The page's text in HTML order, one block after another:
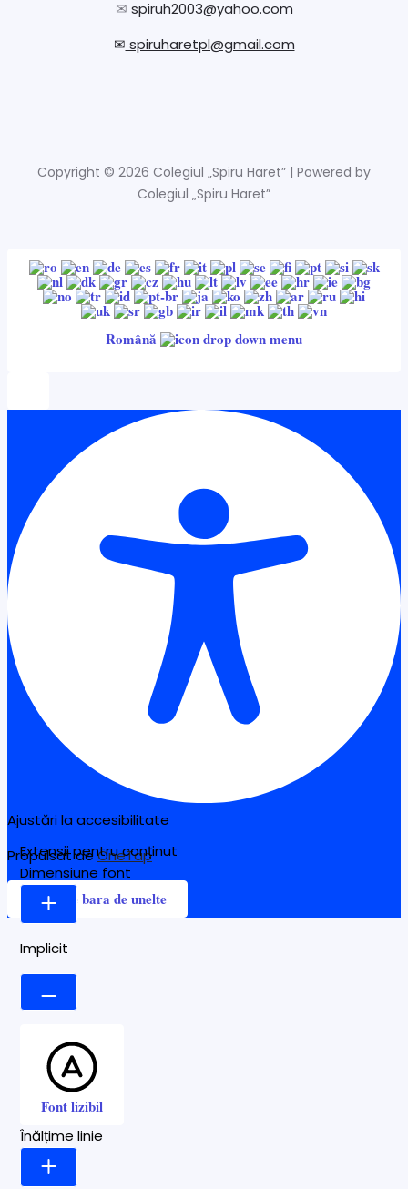
✉ spiruh2003@yahoo.com
✉ spiruharetpl@gmail.com
Copyright © 2026 Colegiul „Spiru Haret” | Powered by
Colegiul „Spiru Haret”
Română
Ajustări la accesibilitate
Propulsat deOneTap
Ascunde bara de unelte
Extensii pentru conținut
Dimensiune font
Implicit
Font lizibil
Înălțime linie